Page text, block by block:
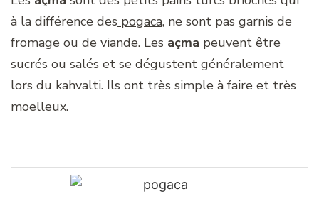
à la différence des pogaca, ne sont pas garnis de
fromage ou de viande. Les açma peuvent être
sucrés ou salés et se dégustent généralement
lors du kahvalti. Ils ont très simple à faire et très
moelleux.